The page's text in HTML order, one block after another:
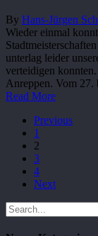
By Hans-Jürgen
Wieder einmal
unterlag leider
verteidigen
Anreppen. Vom
Read More
Previous
1
2
3
4
Next